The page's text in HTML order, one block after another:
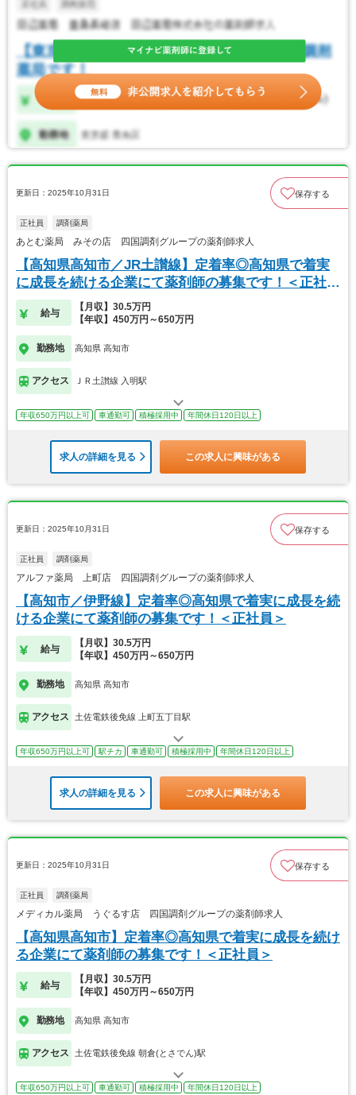
更新日：2025年10月31日 保存する
正社員 調剤薬局
あとむ薬局 みその店 四国調剤グループの薬剤師求人
【高知県高知市／JR土讃線】定着率◎高知県で着実
に成長を続ける企業にて薬剤師の募集です！＜正社員
＞
給与
【月収】30.5万円
【年収】450万円～650万円
勤務地 高知県 高知市
アクセス ＪＲ土讃線 入明駅
年収650万円以上可 車通勤可 積極採用中 年間休日120日以上
求人の詳細を見る この求人に興味がある
更新日：2025年10月31日 保存する
正社員 調剤薬局
アルファ薬局 上町店 四国調剤グループの薬剤師求人
【高知市／伊野線】定着率◎高知県で着実に成長を続
ける企業にて薬剤師の募集です！＜正社員＞
給与
【月収】30.5万円
【年収】450万円～650万円
勤務地 高知県 高知市
アクセス 土佐電鉄後免線 上町五丁目駅
年収650万円以上可 駅チカ 車通勤可 積極採用中 年間休日120日以上
求人の詳細を見る この求人に興味がある
更新日：2025年10月31日 保存する
正社員 調剤薬局
メディカル薬局 うぐるす店 四国調剤グループの薬剤師求人
【高知県高知市】定着率◎高知県で着実に成長を続け
る企業にて薬剤師の募集です！＜正社員＞
給与
【月収】30.5万円
【年収】450万円～650万円
勤務地 高知県 高知市
アクセス 土佐電鉄後免線 朝倉(とさでん)駅
年収650万円以上可 車通勤可 積極採用中 年間休日120日以上